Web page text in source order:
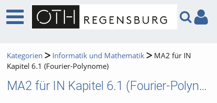
Kategorien Informatik und Mathematik
MA2 für IN
Kapitel 6.1 (Fourier-Polynome)
MA2 für IN Kapitel 6.1 (Fourier-Polynome)